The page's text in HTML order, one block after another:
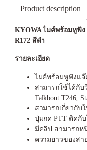
Product description
KYOWA ไมค์พร้อมหูฟั
R172 สีดำ
รายละเอียด
ไมค์พร้อมหูฟังแจ๊
สามารถใช้ได้กับ
Talkbout T246,
สามารถเกี่ยวกั
ปุ่มกด PTT ติดกั
มีคลิป สามารถห
ความยาวของสา